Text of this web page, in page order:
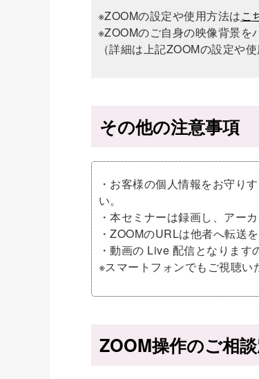
※ZOOMの設定や使用方法はこ
※ZOOMのご自身の映像背景を
（詳細は上記ZOOMの設定や
その他の注意事項
・お客様の個人情報をお守り
い。
・本セミナーは録画し、アー
・ZOOMのURLは他者へ転送
・動画の Live 配信となりま
※スマートフォンでもご視聴い
ZOOM操作のご相